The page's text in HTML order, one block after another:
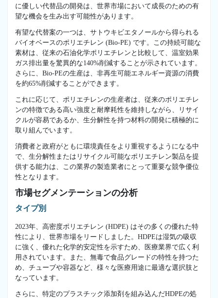
に優しい代替品の開発は、世界市場において成長のための有
望な機会を生み出す可能性があります。
有望な代替案の一つは、サトウキビエタノールから得られる
バイオベースのポリエチレン (Bio-PE) です。この持続可能な
素材は、従来の石油化学ポリエチレンと比較して、温室効果
ガス排出量を驚異的な140%削減することが示されています。
さらに、Bio-PEの生産は、非再生可能エネルギー資源の消費
を約65%削減することができます。
これに応じて、ポリエチレンの生産者は、従来のポリエチレ
ンの特徴である高い強度と耐摩耗性を維持しながら、リサイ
クルが容易であるか、生分解性を持つ材料の開発に積極的に
取り組んでいます。
消費者と政府がともに環境責任をより重視するようになる中
で、生分解性またはリサイクル可能なポリエチレン製品を提
供する能力は、この業界の製造業者にとって重要な競争優位
性となります。
市場セグメンテーションの分析
タイプ別
2023年、高密度ポリエチレン (HDPE) はその多くの優れた特
性により、世界市場をリードしました。HDPEは湿気の吸収
に強く、優れた化学的安定性を示すため、医療業界で広く利
用されています。また、無毒で食品グレードの特性を持つた
め、チューブや容器など、様々な医療用途に最適な選択肢と
なっています。
さらに、特定のプラスチック添加剤を組み込んだHDPEの処